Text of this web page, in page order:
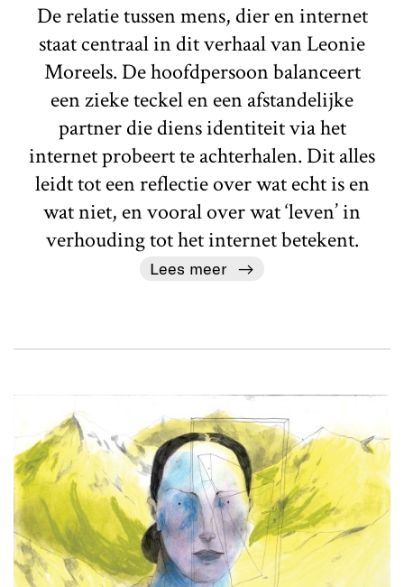
De relatie tussen mens, dier en internet
staat centraal in dit verhaal van Leonie
Moreels. De hoofdpersoon balanceert
een zieke teckel en een afstandelijke
partner die diens identiteit via het
internet probeert te achterhalen. Dit alles
leidt tot een reflectie over wat echt is en
wat niet, en vooral over wat ‘leven’ in
verhouding tot het internet betekent.
Lees meer